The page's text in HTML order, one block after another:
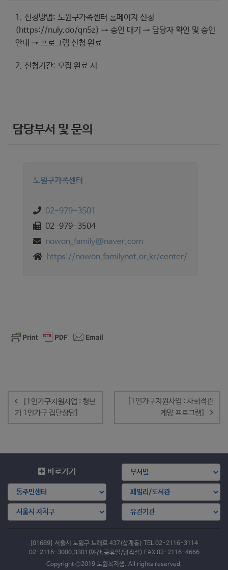
1. 신청방법: 노원구가족센터 홈페이지 신청
(https://nuly.do/qn5z) → 승인 대기 → 담당자 확인 및 승인
안내 → 프로그램 신청 완료
2. 신청기간: 모집 완료 시
담당부서 및 문의
노원구가족센터
02-979-3501
02-979-3504
nowon_family@naver.com
https://nowon.familynet.or.kr/center/
내
비
게
[1인가구지원사업 : 청년
기 1인가구 집단상담]
[1인가구지원사업 : 사회적관
계망 프로그램]
바로가기
[01689] 서울시 노원구 노해로 437(상계동) TEL 02-2116-3114
02-2116-3000,3301(야간,공휴일/당직실) FAX 02-2116-4666
Copyright ©2019 노원복지샘. All rights reserved.